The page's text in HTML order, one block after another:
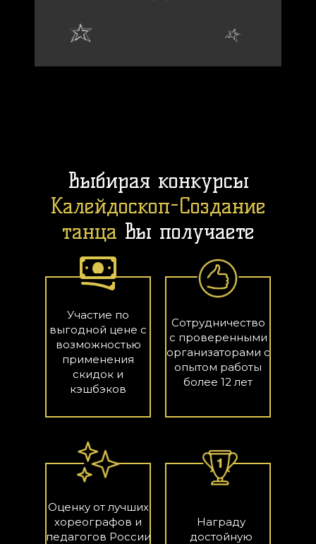
Выбирая конкурсы
Калейдоскоп-Создание
танца вы получаете
Участие по
выгодной цене с
возможностью
применения
скидок и
кэшбэков
Сотрудничество
с проверенными
организаторами с
опытом работы
более 12 лет
Оценку от лучших
хореографов и
педагогов России
Награду
достойную